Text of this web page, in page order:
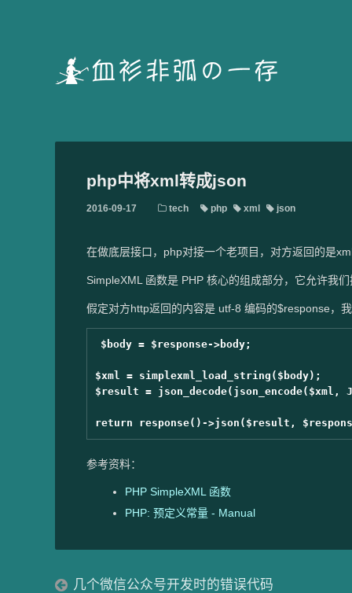
php中将xml转成json
2016-09-17 tech php xml json
在做底层接口，php对接一个老项目，对方返回的是
SimpleXML 函数是 PHP 核心的组成部分，它允许我
假定对方http返回的内容是 utf-8 编码的$response，
$body = $response->body;
$xml = simplexml_load_string($body);
$result = json_decode(json_encode($xml,
参考资料：
PHP SimpleXML 函数
PHP: 预定义常量 - Manual
几个微信公众号开发时的错误代码